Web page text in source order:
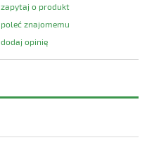
zapytaj o produkt
poleć znajomemu
dodaj opinię